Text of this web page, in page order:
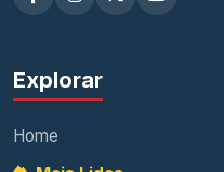
Explorar
Home